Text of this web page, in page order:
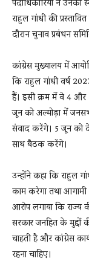
पदाधिकारियों ने उनका
राहुल गांधी की
दौरान चुनाव प्रबंधन
कांग्रेस मुख्यालय में
कि राहुल गांधी वर्ष
हैं। इसी क्रम में वे 4 और
जून को अल्मोड़ा में
संवाद करेंगे। 5 जून को
साथ बैठक करेंगे।
उन्होंने कहा कि राहुल
काम करेगा तथा आगामी
आरोप लगाया कि
सरकार जनहित के मुद्दों
चाहती है और कांग्रेस
रहना चाहिए।